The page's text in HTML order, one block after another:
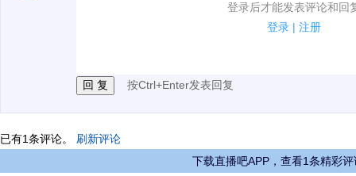
登录后才能发表评论和回
登录 | 注册
1.电脑端新用户可以发表评论了！
按Ctrl+Enter发表回复
已有1条评论。 刷新评论
下载直播吧APP，查看1条精彩评